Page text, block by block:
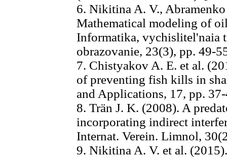
6. Nikitina A. V.,
Mathematical modeling of
Informatika, vychislitel'naia
obrazovanie, 23(3), pp. 49-
7. Chistyakov A. E. et al.
of preventing fish kills in
and Applications, 17, pp.
8. Trän J. K. (2008). A
incorporating indirect
Internat. Verein. Limnol,
9. Nikitina A. V. et al.